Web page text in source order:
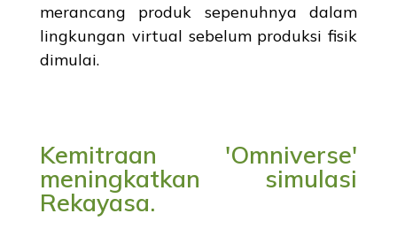
merancang produk sepenuhnya dalam
lingkungan virtual sebelum produksi fisik
dimulai.
Kemitraan 'Omniverse'
meningkatkan simulasi
Rekayasa.